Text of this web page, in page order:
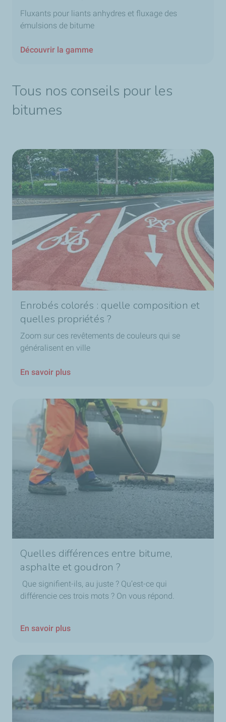
Fluxants pour liants anhydres et fluxage des
émulsions de bitume
Découvrir la gamme
Tous nos conseils pour les
bitumes
Enrobés colorés : quelle composition et
quelles propriétés ?
Zoom sur ces revêtements de couleurs qui se
généralisent en ville
En savoir plus
Quelles différences entre bitume,
asphalte et goudron ?
Que signifient-ils, au juste ? Qu’est-ce qui
différencie ces trois mots ? On vous répond.
En savoir plus